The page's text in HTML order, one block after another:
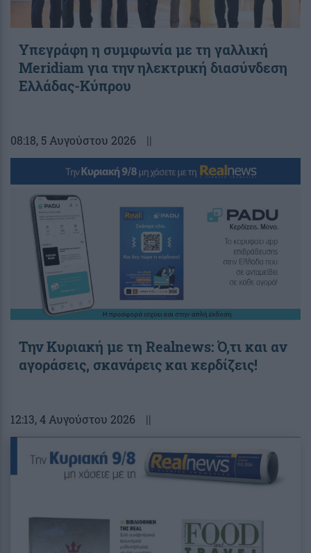
Υπεγράφη η συμφωνία με τη γαλλική
Meridiam για την ηλεκτρική διασύνδεση
Ελλάδας-Κύπρου
08:18, 5 Αυγούστου 2026 ||
Την Κυριακή με τη Realnews: Ό,τι και αν
αγοράσεις, σκανάρεις και κερδίζεις!
12:13, 4 Αυγούστου 2026 ||